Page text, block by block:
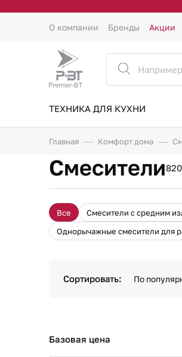
О компании Бренды Акции
ТЕХНИКА ДЛЯ КУХНИ
Главная Комфорт дома
Смесители
Все Смесители с средним
Однорычажные смесители для
Сортировать: По
Базовая цена